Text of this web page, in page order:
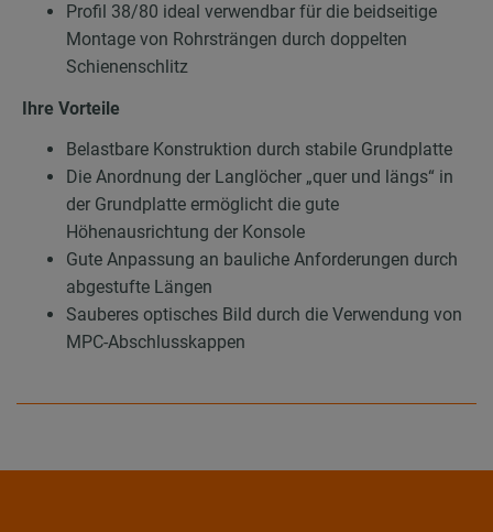
Profil 38/80 ideal verwendbar für die beidseitige
Montage von Rohrsträngen durch doppelten
Schienenschlitz
Ihre Vorteile
Belastbare Konstruktion durch stabile Grundplatte
Die Anordnung der Langlöcher „quer und längs“ in
der Grundplatte ermöglicht die gute
Höhenausrichtung der Konsole
Gute Anpassung an bauliche Anforderungen durch
abgestufte Längen
Sauberes optisches Bild durch die Verwendung von
MPC-Abschlusskappen